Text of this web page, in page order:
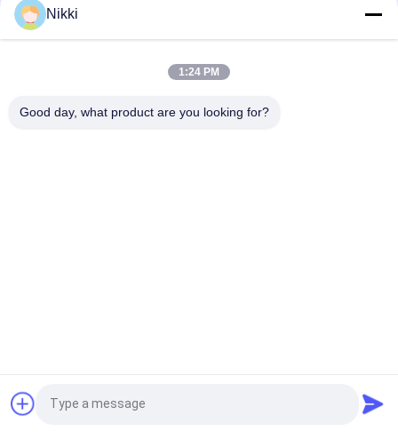
Potente máquina de corte rotativo y de corte por die 3 fase
380V/18A fuente de alimentación
Máquina de corte a presión de rotación completa/semirotaria
tamaño pequeño
Máquina De
Combinación De Solicitar una cotización
Nikki
1:24 PM
Good day, what product are you looking for?